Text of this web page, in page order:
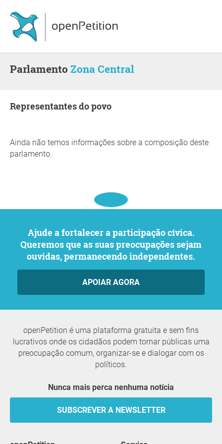
Parlamento Zona Central
Representantes do povo
Ainda não temos informações sobre a composição deste
parlamento.
Ajude a fortalecer a participação cívica.
Queremos que as suas preocupações sejam
ouvidas, permanecendo independentes.
APOIAR AGORA
openPetition é uma plataforma gratuita e sem fins
lucrativos onde os cidadãos podem tornar públicas uma
preocupação comum, organizar-se e dialogar com os
políticos.
Nunca mais perca nenhuma notícia
SUBSCREVER A NEWSLETTER